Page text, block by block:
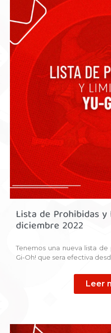
Lista de Prohibidas y
diciembre 2022
Tenemos una nueva lista
Gi-Oh! que sera efectiva
Leer